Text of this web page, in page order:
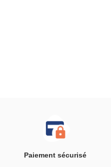
Paiement sécurisé